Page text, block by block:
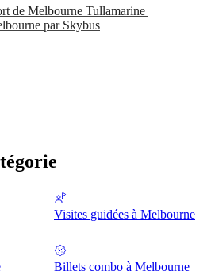
de Melbourne Tullamarine
par Skybus
Visites guidées à Melbourne
Billets combo à Melbourne